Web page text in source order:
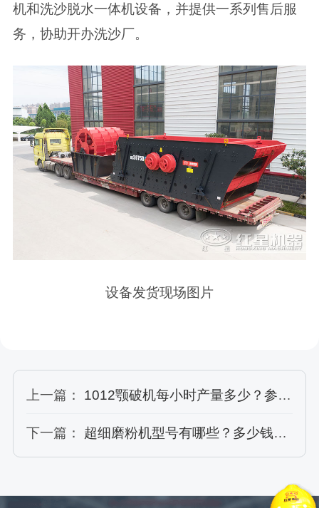
机和洗沙脱水一体机设备，并提供一系列售后服
务，协助开办洗沙厂。
设备发货现场图片
上一篇： 1012颚破机每小时产量多少？参数详细介绍
下一篇： 超细磨粉机型号有哪些？多少钱一台？